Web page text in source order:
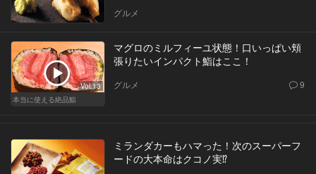
グルメ
Vol.13
本当に使える絶品鮨
マグロのミルフィーユ状態！口いっぱい頬
張りたいインパクト鮨はここ！
グルメ 9
ミランダカーもハマった！次のスーパーフ
ードの大本命はクコノ実⁉︎